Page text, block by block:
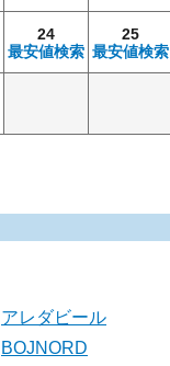
24
最安値検索
25
最安値検索
アレダビール
BOJNORD